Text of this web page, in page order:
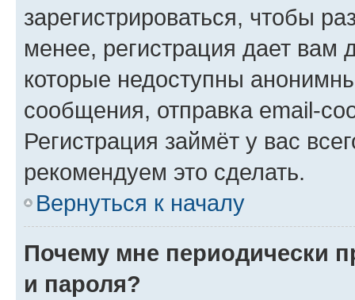
зарегистрироваться, чтобы
менее, регистрация дает вам
которые недоступны
сообщения, отправка email-
Регистрация займёт у вас
рекомендуем это сделать.
Вернуться к началу
Почему мне периодически
и пароля?